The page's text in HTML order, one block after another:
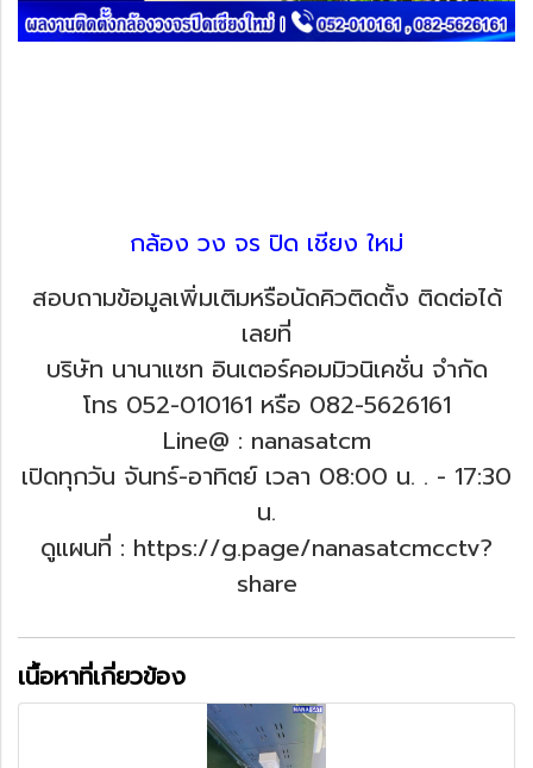
กล้อง วง จร ปิด เชียง ใหม่
สอบถามข้อมูลเพิ่มเติมหรือนัดคิวติดตั้ง ติดต่อได้
เลยที่
บริษัท นานาแซท อินเตอร์คอมมิวนิเคชั่น จำกัด
โทร 052-010161 หรือ 082-5626161
Line@ : nanasatcm
เปิดทุกวัน จันทร์-อาทิตย์ เวลา 08:00 น. . - 17:30
น.
ดูแผนที่ : https://g.page/nanasatcmcctv?
share
เนื้อหาที่เกี่ยวข้อง